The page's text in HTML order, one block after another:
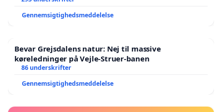
Gennemsigtighedsmeddelelse
Bevar Grejsdalens natur: Nej til massive
køreledninger på Vejle-Struer-banen
86 underskrifter
Gennemsigtighedsmeddelelse